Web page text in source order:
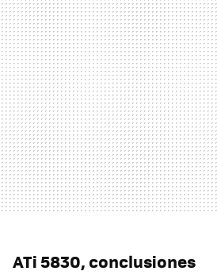
ATi 5830, conclusiones